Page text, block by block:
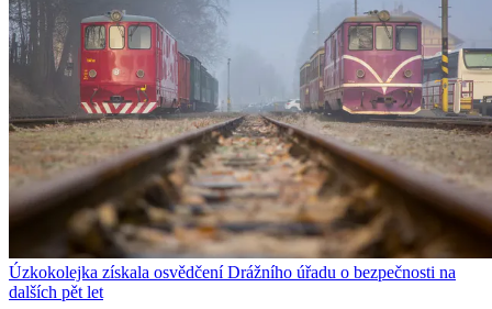
Úzkokolejka získala osvědčení Drážního úřadu o bezpečnosti na
dalších pět let